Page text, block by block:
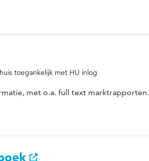
toegankelijk met HU inlog
met o.a. full text marktrapporten.